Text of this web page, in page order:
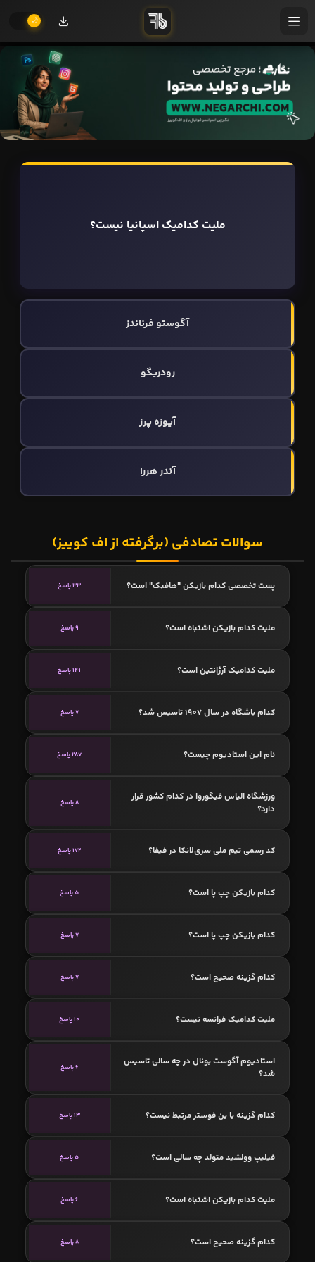
ملیت کدامیک اسپانیا نیست؟
آگوستو فرناندز
رودریگو
آیوزه پرز
آندر هررا
سوالات تصادفی (برگرفته از اف کوییز)
پست تخصصی کدام بازیکن "هافبک" است؟ 33 پاسخ
ملیت کدام بازیکن اشتباه است؟ 9 پاسخ
ملیت کدامیک آرژانتین است؟ 141 پاسخ
کدام باشگاه در سال 1907 تاسیس شد؟ 7 پاسخ
نام این استادیوم چیست؟ 287 پاسخ
ورزشگاه الیاس فیگوروا در کدام کشور قرار
دارد؟
8 پاسخ
کد رسمی تیم ملی سری‌لانکا در فیفا؟ 172 پاسخ
کدام بازیکن چپ پا است؟ 5 پاسخ
کدام بازیکن چپ پا است؟ 7 پاسخ
کدام گزینه صحیح است؟ 7 پاسخ
ملیت کدامیک فرانسه نیست؟ 10 پاسخ
استادیوم آگوست بونال در چه سالی تاسیس
شد؟
6 پاسخ
کدام گزینه با بن فوستر مرتبط نیست؟ 13 پاسخ
فیلیپ وولشید متولد چه سالی است؟ 5 پاسخ
ملیت کدام بازیکن اشتباه است؟ 6 پاسخ
کدام گزینه صحیح است؟ 8 پاسخ